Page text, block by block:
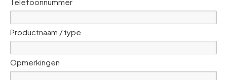
Productnaam / type
Opmerkingen